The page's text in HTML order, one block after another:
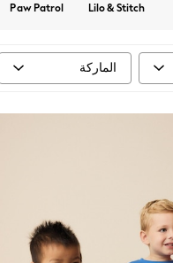
Lilo & Stitch
Paw Patrol
الماركة